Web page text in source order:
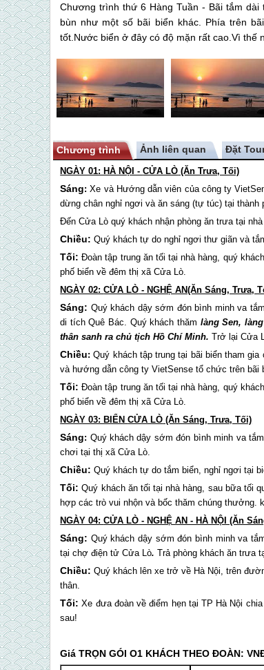
Chương trình thứ 6 Hàng Tuần - Bãi tắm
bùn như một số bãi biển khác. Phía trên
tốt.Nước biển ở đây có độ mặn rất cao.Vì thế
Chương trình Ảnh liên quan
NGÀY 01: HÀ NỘI -CỬA LÒ (Ăn Trưa, Tối)
Sáng:Xe và Hướng dẫn viên của công ty
dừng chân nghỉ ngơi và ăn sáng (tự túc) tại
ĐếnCửa Lò quý khách nhận phòng ăn trưa tại nhà
Chiều:Quý khách tự do nghỉ ngơi thư giãn và
Tối:Đoàn tập trung ăn tối tại nhà hàng, quý
phố biển về đêm thị xãCửa Lò.
NGÀY 02:CỬA LÒ - NGHỆ AN(Ăn Sáng, Trưa,
Sáng: Quý khách dậy sớm đón bình minh va
di tích Quê Bác. Quý khách thăm làng Sen,
thân sanh ra chủ tịch Hồ Chí Minh.Trở lạiCửa
Chiều:Quý khách tập trung tại bãi biển tham
và hướng dẫn công ty VietSense tổ chức trên
Tối:Đoàn tập trung ăn tối tại nhà hàng, quý
phố biển về đêm thị xãCửa Lò.
NGÀY 03: BIỂNCỬA LÒ (Ăn Sáng, Trưa, Tối)
Sáng: Quý khách dậy sớm đón bình minh va
chơi tại thị xãCửa Lò.
Chiều:Quý khách tự do tắm biển, nghỉ ngơi tại
Tối:Quý khách ăn tối tại nhà hàng, sau bữa tối
hợp các trò vui nhộn và bốc thăm chúng thưởng.
NGÀY 04:CỬA LÒ - NGHỆ AN - HÀ NỘI (Ăn
Sáng: Quý khách dậy sớm đón bình minh va
tại chợ điện tửCửa Lò. Trả phòng khách ăn trưa
Chiều:Quý khách lên xe trở về Hà Nội, trên
thân.
Tối:Xe đưa đoàn về điểm hẹn tại TP Hà Nội
sau!
Giá TRỌN GÓI O1 KHÁCH THEO ĐOÀN: